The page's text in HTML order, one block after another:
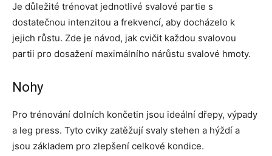
Je důležité trénovat jednotlivé svalové partie s
dostatečnou intenzitou a frekvencí, aby docházelo k
jejich růstu. Zde je návod, jak cvičit každou svalovou
partii pro dosažení maximálního nárůstu svalové hmoty.
Nohy
Pro trénování dolních končetin jsou ideální dřepy, výpady
a leg press. Tyto cviky zatěžují svaly stehen a hýždí a
jsou základem pro zlepšení celkové kondice.